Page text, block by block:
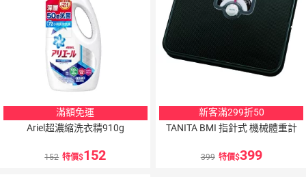
滿額免運
Ariel超濃縮洗衣精910g
152 特價 152
新客滿299折50
TANITA BMI 指針式 機械體重計
399 特價 399